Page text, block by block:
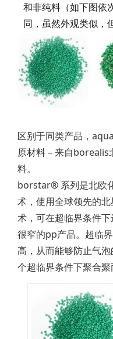
和非纯料（如下图依
同，虽然外观类似，
区别于同类产品，
原材料 – 来自
料。
borstar® 系列是北欧
术，使用全球领先的
术，可在超临界条件
很窄的pp产品。超临
高，从而能够防止气
个超临界条件下聚合聚